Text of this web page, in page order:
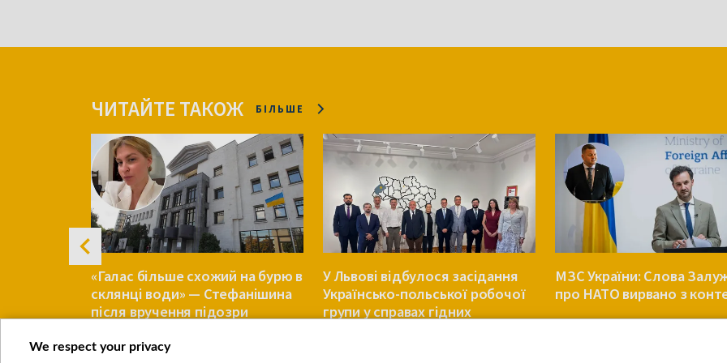
ЧИТАЙТЕ ТАКОЖ БІЛЬШЕ
«Галас більше схожий на бурю в
склянці води» — Стефанішина
після вручення підозри
УКРАЇНА
У Львові відбулося засідання
Українсько-польської робочої
групи у справах гідних
МЗС України: Слова
про НАТО вирвано з
We respect your privacy